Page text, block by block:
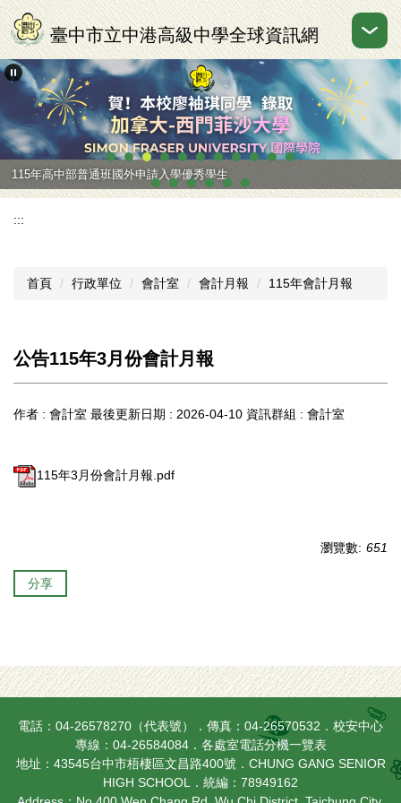
跳
到
主
要
區
臺中市立中港高級中學全球資訊網
115年高中部普通班國外申請入學優秀學生
:::
首頁 行政單位 會計室 會計月報 115年會計月報
公告115年3月份會計月報
作者 : 會計室 最後更新日期 : 2026-04-10 資訊群組 : 會計室
115年3月份會計月報.pdf
瀏覽數: 651
分享
電話：04-26578270（代表號）．傳真：04-26570532．校安中心
專線：04-26584084． 各處室電話分機一覽表
地址：43545台中市梧棲區文昌路400號．CHUNG GANG SENIOR
HIGH SCHOOL．統編：78949162